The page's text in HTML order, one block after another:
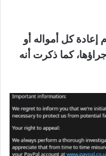
إعادة كل أمواله أو
كما ذكرت أنه